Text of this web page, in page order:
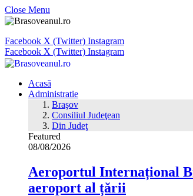
Close Menu
Facebook X (Twitter) Instagram
Facebook X (Twitter) Instagram
Acasă
Administratie
Braşov
Consiliul Judeţean
Din Judeţ
Featured
08/08/2026
Aeroportul Internațional
aeroport al țării